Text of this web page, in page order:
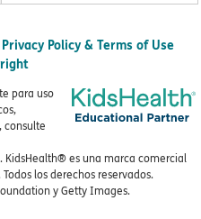
Policy & Terms of Use
para uso
consulte
KidsHealth® es una marca comercial
los derechos reservados.
y Getty Images.